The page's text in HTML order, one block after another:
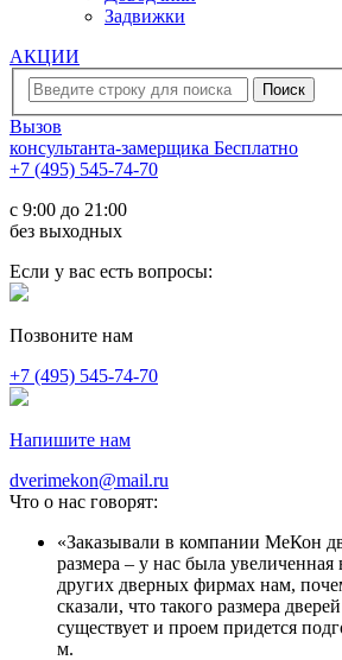
Задвижки
АКЦИИ
Вызов
консультанта-замерщика Бесплатно
+7 (495) 545-74-70
c 9:00 до 21:00
без выходных
Если у вас есть вопросы:
Позвоните нам
+7 (495) 545-74-70
Напишите нам
dverimekon@mail.ru
Что о нас говорят:
Заказывали в компании МеКон
размера – у нас была
других дверных фирмах нам,
сказали, что такого размера
существует и проем придется
м.